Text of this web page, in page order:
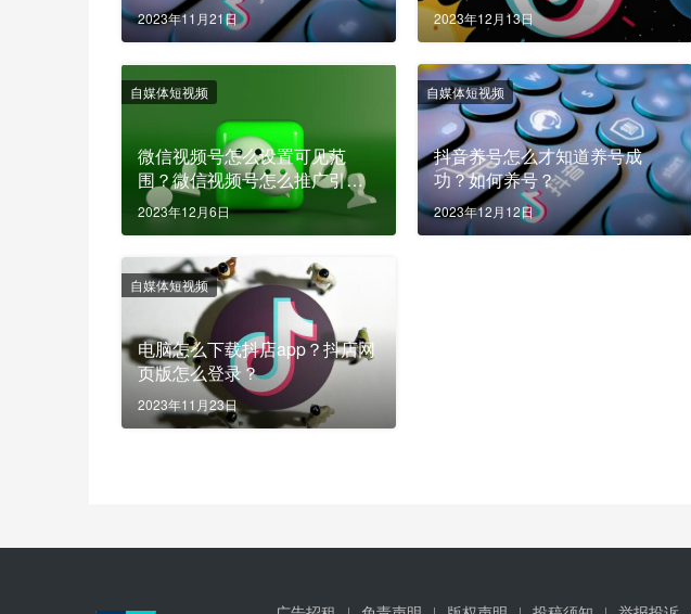
2023年11月21日 2023年12月13日
微信视频号怎么设置可见范
围？微信视频号怎么推广引
流？
2023年12月6日
自媒体短视频
抖音养号怎么才知道养号成
功？如何养号？
2023年12月12日
自媒体短视频
电脑怎么下载抖店app？抖店网
页版怎么登录？
2023年11月23日
自媒体短视频